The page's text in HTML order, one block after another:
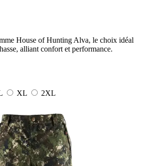
House of Hunting Alva, le choix idéal
alliant confort et performance.
XL
2XL